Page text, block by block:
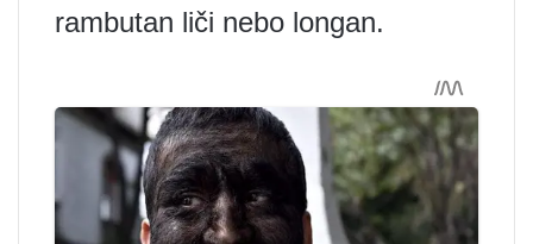
rambutan liči nebo longan.